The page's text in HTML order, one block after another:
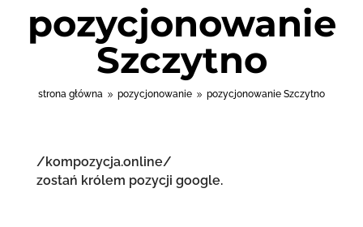
pozycjonowanie
Szczytno
strona główna 9 pozycjonowanie 9 pozycjonowanie Szczytno
/kompozycja.online/
zostań królem pozycji google.